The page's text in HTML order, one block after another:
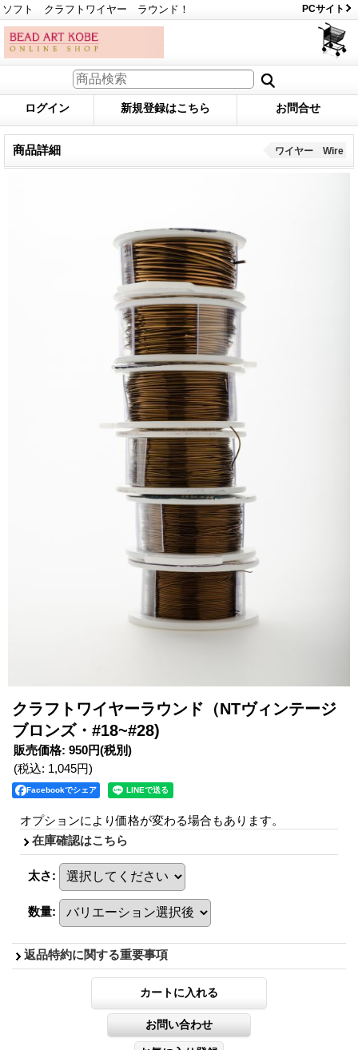
ソフト クラフトワイヤー ラウンド！ PCサイト
ログイン 新規登録はこちら お問合せ
商品詳細 ワイヤー Wire
クラフトワイヤーラウンド（NTヴィンテージ
ブロンズ・#18~#28)
販売価格: 950円(税別)
(税込: 1,045円)
Facebookでシェア
オプションにより価格が変わる場合もあります。
在庫確認はこちら
太さ:
数量:
返品特約に関する重要事項